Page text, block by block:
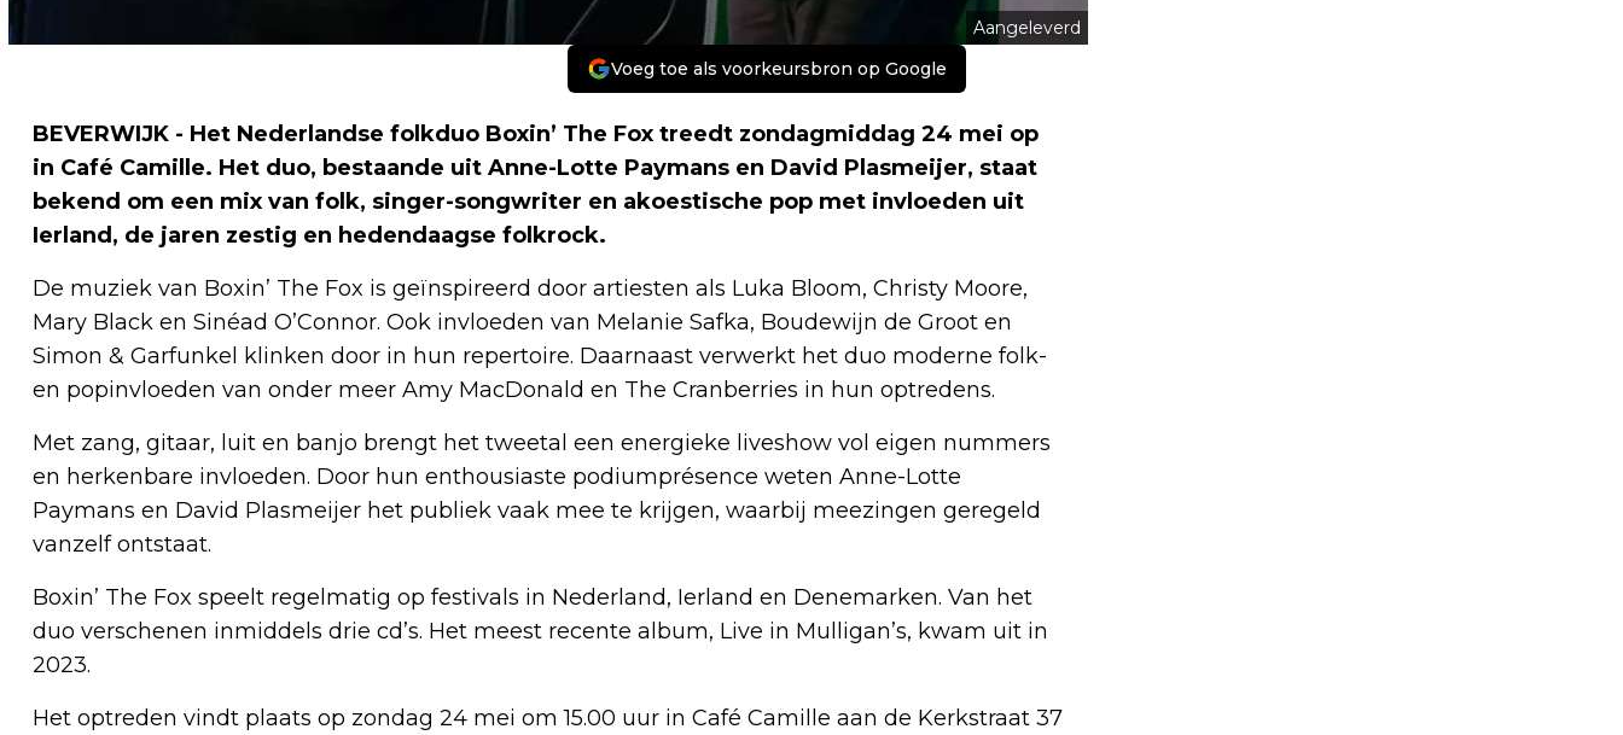
Aangeleverd
Voeg toe als voorkeursbron op Google
BEVERWIJK - Het Nederlandse folkduo Boxin’ The Fox treedt zondagmiddag 24 mei op
in Café Camille. Het duo, bestaande uit Anne-Lotte Paymans en David Plasmeijer, staat
bekend om een mix van folk, singer-songwriter en akoestische pop met invloeden uit
Ierland, de jaren zestig en hedendaagse folkrock.
De muziek van Boxin’ The Fox is geïnspireerd door artiesten als Luka Bloom, Christy Moore,
Mary Black en Sinéad O’Connor. Ook invloeden van Melanie Safka, Boudewijn de Groot en
Simon & Garfunkel klinken door in hun repertoire. Daarnaast verwerkt het duo moderne folk-
en popinvloeden van onder meer Amy MacDonald en The Cranberries in hun optredens.
Met zang, gitaar, luit en banjo brengt het tweetal een energieke liveshow vol eigen nummers
en herkenbare invloeden. Door hun enthousiaste podiumprésence weten Anne-Lotte
Paymans en David Plasmeijer het publiek vaak mee te krijgen, waarbij meezingen geregeld
vanzelf ontstaat.
Boxin’ The Fox speelt regelmatig op festivals in Nederland, Ierland en Denemarken. Van het
duo verschenen inmiddels drie cd’s. Het meest recente album, Live in Mulligan’s, kwam uit in
2023.
Het optreden vindt plaats op zondag 24 mei om 15.00 uur in Café Camille aan de Kerkstraat 37